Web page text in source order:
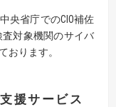
央省庁でのCIO補佐
対象機関のサイバ
おります。
援サービス